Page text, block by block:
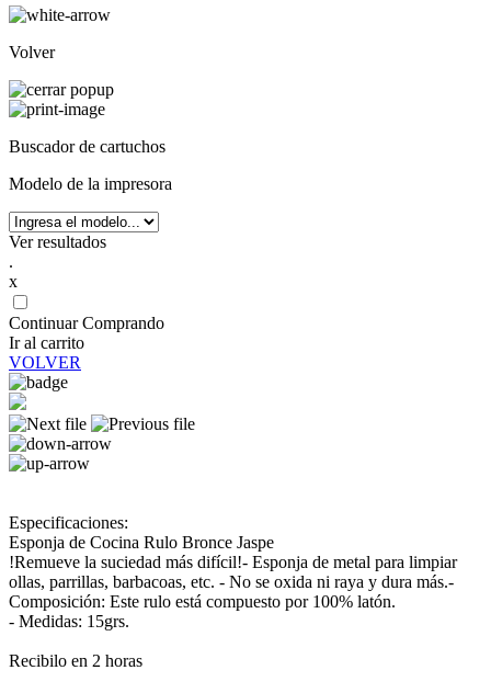
Volver
Buscador de cartuchos
Modelo de la impresora
Ver resultados
.
x
Continuar Comprando
Ir al carrito
VOLVER
Especificaciones:
Esponja de Cocina Rulo Bronce Jaspe
!Remueve la suciedad más difícil!- Esponja de metal para limpiar
ollas, parrillas, barbacoas, etc. - No se oxida ni raya y dura más.-
Composición: Este rulo está compuesto por 100% latón.
- Medidas: 15grs.
Recibilo en 2 horas